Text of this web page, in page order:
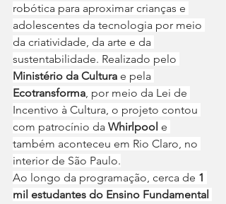
robótica para aproximar crianças e
adolescentes da tecnologia por meio
da criatividade, da arte e da
sustentabilidade. Realizado pelo
Ministério da Cultura e pela
Ecotransforma, por meio da Lei de
Incentivo à Cultura, o projeto contou
com patrocínio da Whirlpool e
também aconteceu em Rio Claro, no
interior de São Paulo.
Ao longo da programação, cerca de 1
mil estudantes do Ensino Fundamental